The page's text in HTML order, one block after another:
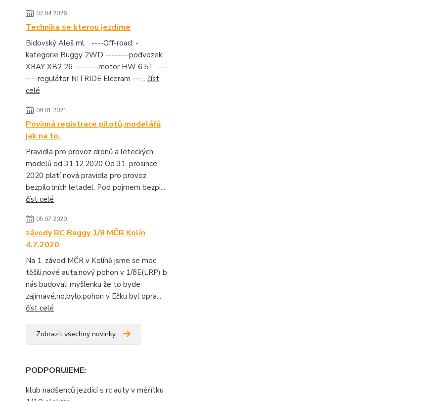
02.04.2026
Technika se kterou jezdíme
Bidovský Aleš ml. ----Off-road: -
kategorie Buggy 2WD --------podvozek
XRAY XB2 26 --------motor HW 6.5T ----
----regulátor NITRIDE Elceram ---... číst
celé
09.01.2021
Povinná registrace pilotů,modelářů
jak na to.
Pravidla pro provoz dronů a leteckých
modelů od 31.12.2020 Od 31. prosince
2020 platí nová pravidla pro provoz
bezpilotních letadel. Pod pojmem bezpi...
číst celé
05.07.2020
závody RC Buggy 1/8 MČR Kolín
4.7.2020
Na 1. závod MČR v Kolíně jsme se moc
těšili,nové auta,nový pohon v 1/8E(LRP) b
nás budovali myšlenku že to byde
zajímavé,no,bylo,pohon v Ečku byl opra...
číst celé
Zobrazit všechny novinky
PODPORUJEME:
klub nadšenců jezdící s rc auty v měřítku